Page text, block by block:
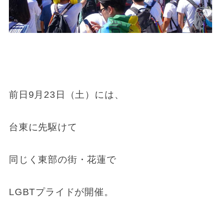
前日9月23日（土）には、
台東に先駆けて
同じく東部の街 ・花蓮で
LGBTプライドが開催。